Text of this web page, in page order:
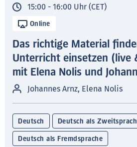
15:00 - 16:00 Uhr (CET)
Online
Das richtige Material
Unterricht einsetzen (live
mit Elena Nolis und
Johannes Arnz, Elena Nolis
Deutsch Deutsch als
Deutsch als Fremdsprache